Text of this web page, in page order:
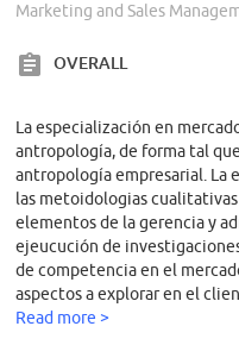
Marketing and Sales
OVERALL
La especialización en
antropología, de forma tal
antropología empresarial. La
las metoidologias
elementos de la gerencia y
ejeucución de
de competencia en el
aspectos a explorar en el
Read more >